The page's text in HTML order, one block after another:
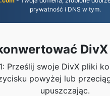
prywatność i DNS w tym.
DivX
Prześlij swoje DivX pliki
powyżej lub
upuszczając.